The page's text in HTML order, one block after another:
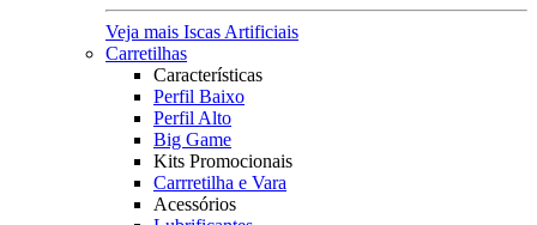
Veja mais Iscas Artificiais
Carretilhas
Características
Perfil Baixo
Perfil Alto
Big Game
Kits Promocionais
Carrretilha e Vara
Acessórios